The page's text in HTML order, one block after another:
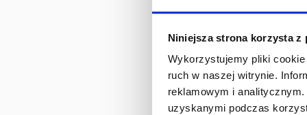
Niniejsza strona korzysta z
Wykorzystujemy pliki
ruch w naszej witrynie.
reklamowym i
uzyskanymi podczas